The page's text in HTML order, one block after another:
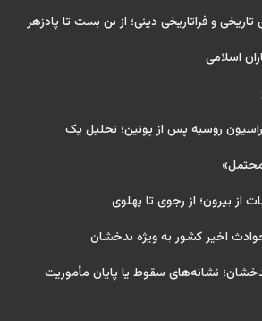
و فراتاریخی دینی؛ از بن بست تا پادزهر
اسلامی
روسیه پس از پوتین؛ تحلیل یک
از بیرون؛ از رجوی تا پهلوی
اخیر کشور به ویژه بدخشان
نشانه‌های سقوط یا پایان مأموریت